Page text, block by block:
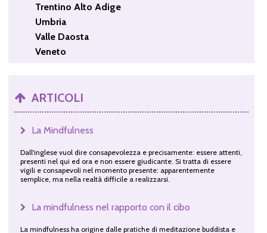
Trentino Alto Adige
Umbria
Valle Daosta
Veneto
ARTICOLI
La Mindfulness
Dall'inglese vuol dire consapevolezza e precisamente: essere attenti,
presenti nel qui ed ora e non essere giudicante. Si tratta di essere
vigili e consapevoli nel momento presente: apparentemente
semplice, ma nella realtà difficile a realizzarsi.
La mindfulness nel rapporto con il cibo
La mindfulness ha origine dalle pratiche di meditazione buddista e